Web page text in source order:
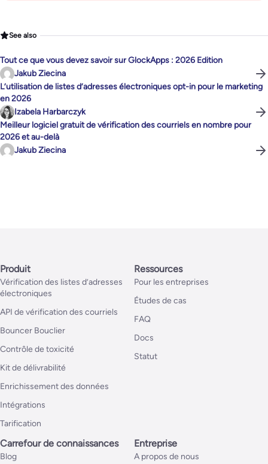
See also
Tout ce que vous devez savoir sur GlockApps : 2026 Edition
Jakub Ziecina
L’utilisation de listes d’adresses électroniques opt-in pour le marketing
en 2026
Izabela Harbarczyk
Meilleur logiciel gratuit de vérification des courriels en nombre pour
2026 et au-delà
Jakub Ziecina
Produit
Vérification des listes d’adresses
électroniques
API de vérification des courriels
Bouncer Bouclier
Contrôle de toxicité
Kit de délivrabilité
Enrichissement des données
Intégrations
Tarification
Ressources
Pour les entreprises
Études de cas
FAQ
Docs
Statut
Carrefour de connaissances
Blog
Entreprise
A propos de nous